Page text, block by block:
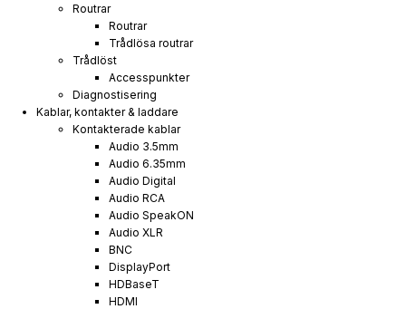
Routrar
Routrar
Trådlösa routrar
Trådlöst
Accesspunkter
Diagnostisering
Kablar, kontakter & laddare
Kontakterade kablar
Audio 3.5mm
Audio 6.35mm
Audio Digital
Audio RCA
Audio SpeakON
Audio XLR
BNC
DisplayPort
HDBaseT
HDMI